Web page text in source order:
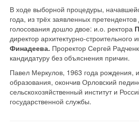
В ходе выборной процедуры,
года, из трёх заявленных
голосования дошло двое: и.о. ректора
директор архитектурно-строительного
Финадеева. Проректор Сергей
кандидатуру без объяснения причин.
Павел Меркулов, 1963 года рождения,
образования, окончив Орловский
сельскохозяйственный институт и
государственной службы.